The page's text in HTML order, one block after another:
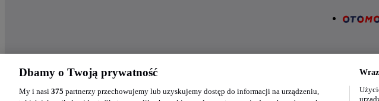
Dbamy o Twoją prywatność
My i nasi 375 partnerzy przechowujemy lub uzyskujemy dostęp do informacji na urządzeniu,